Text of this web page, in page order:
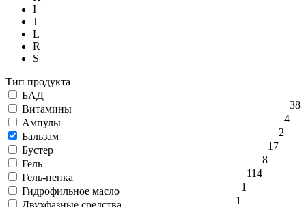
I
J
L
R
S
Тип продукта
БАД
38
Витамины
4
Ампулы
2
Бальзам
17
Бустер
8
Гель
114
Гель-пенка
1
Гидрофильное масло
1
Двухфазные средства